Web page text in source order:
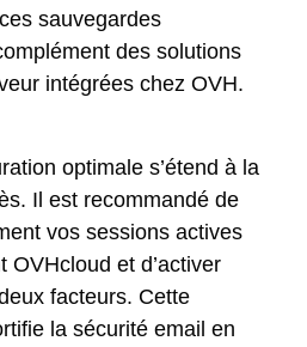
sauvegardes
des solutions
intégrées chez OVH.
optimale s’étend à la
Il est recommandé de
vos sessions actives
OVHcloud et d’activer
facteurs. Cette
la sécurité email en